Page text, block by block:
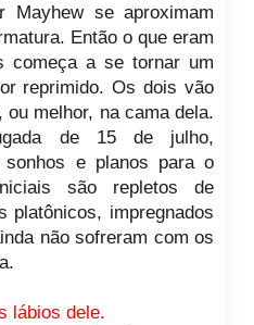
Mayhew se aproximam
Então o que eram
começa a se tornar um
reprimido. Os dois vão
melhor, na cama dela.
de 15 de julho,
e planos para o
são repletos de
platônicos, impregnados
não sofreram com os
lábios dele.